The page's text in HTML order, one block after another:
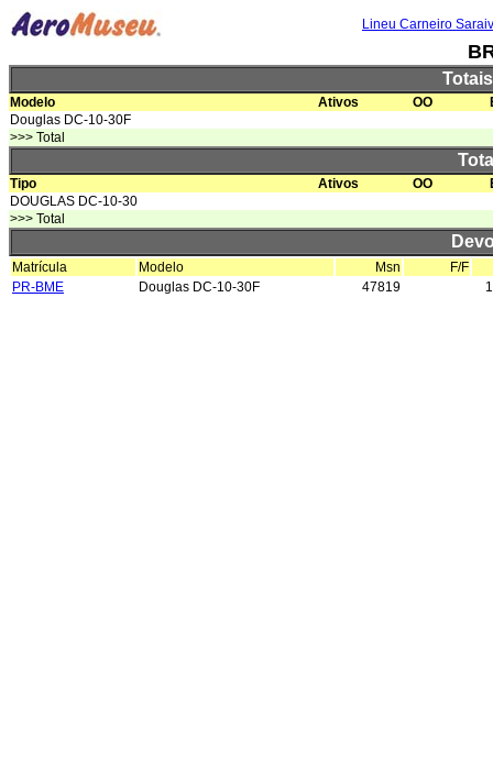
Lineu Carneiro
Modelo Ativos OO
Douglas DC-10-30F
>>> Total
Tipo Ativos OO
DOUGLAS DC-10-30
>>> Total
Matrícula Modelo Msn
F/F
PR-BME
Douglas DC-10-30F 47819